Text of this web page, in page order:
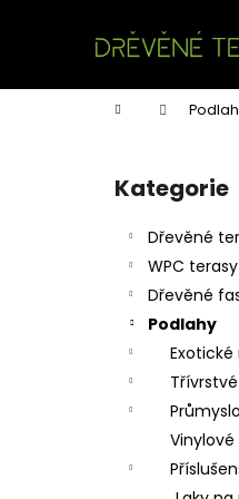
Domů
Přeskočit
kategorie
Kategorie
Dřevěné
WPC terasy
Dřevěné
Podlahy
í
Zpět
do
Zpět
do